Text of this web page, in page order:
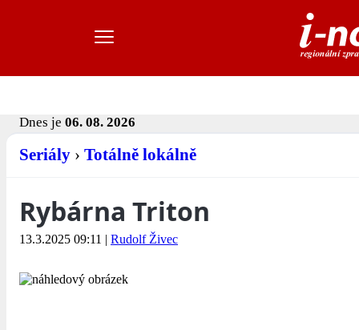
Dnes je 06. 08. 2026
Seriály › Totálně lokálně
Rybárna Triton
13.3.2025 09:11 | Rudolf Živec